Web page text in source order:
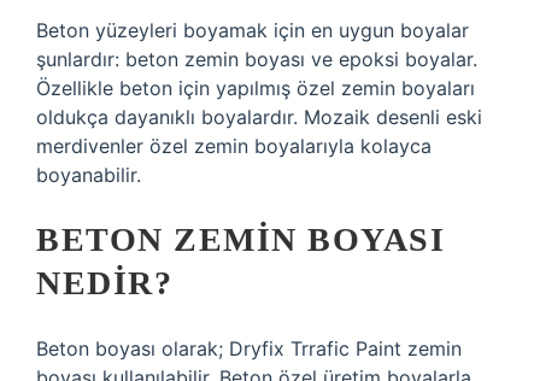
Beton yüzeyleri boyamak için en uygun boyalar
şunlardır: beton zemin boyası ve epoksi boyalar.
Özellikle beton için yapılmış özel zemin boyaları
oldukça dayanıklı boyalardır. Mozaik desenli eski
merdivenler özel zemin boyalarıyla kolayca
boyanabilir.
BETON ZEMIN BOYASI
NEDIR?
Beton boyası olarak; Dryfix Trrafic Paint zemin